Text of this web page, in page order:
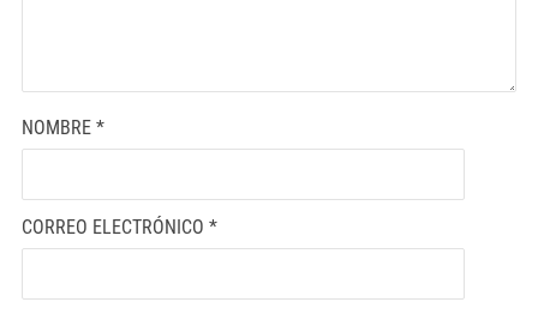
NOMBRE *
CORREO ELECTRÓNICO *